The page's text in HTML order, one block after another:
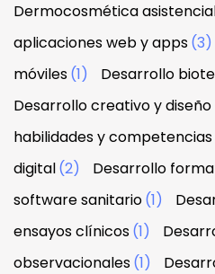
Dermocosmética
aplicaciones web y apps(3)
móviles(1) Desarrollo
Desarrollo creativo y diseño
habilidades y
digital(2) Desarrollo
software sanitario(1)
ensayos clínicos(1)
observacionales(1)